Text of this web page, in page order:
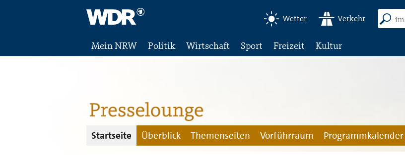
Wetter Verkehr
Mein NRW Politik Wirtschaft Sport Freizeit Kultur
Startseite Überblick Themenseiten Vorführraum Programmkalender